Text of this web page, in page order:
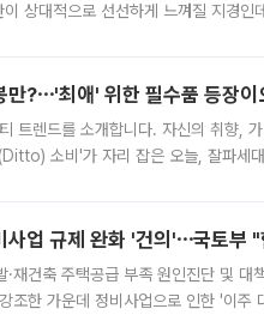
상대적으로 선선하게 느껴질 지경인
만?⋯'최애' 위한 필수품 등장
트렌드를 소개합니다. 자신의 취향,
소비'가 자리 잡은 오늘, 잘파세
사업 규제 완화 '건의'⋯국토부
·재건축 주택공급 부족 원인진단 및 대
조한 가운데 정비사업으로 인한 '이주